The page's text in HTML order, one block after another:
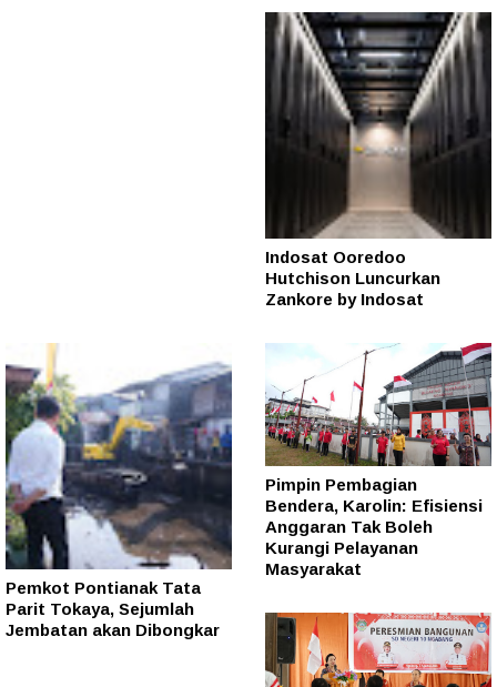
Indosat Ooredoo
Hutchison Luncurkan
Zankore by Indosat
Pemkot Pontianak Tata
Parit Tokaya, Sejumlah
Jembatan akan Dibongkar
Pimpin Pembagian
Bendera, Karolin: Efisiensi
Anggaran Tak Boleh
Kurangi Pelayanan
Masyarakat